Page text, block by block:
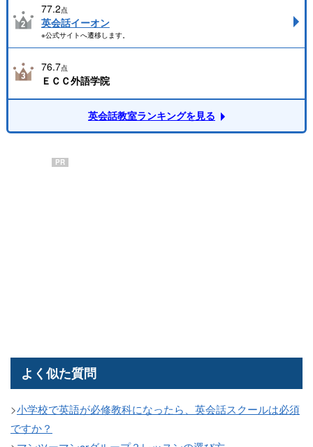
77.2点
英会話イーオン
※公式サイトへ遷移します。
76.7点
ＥＣＣ外語学院
英会話教室ランキングを見る
PR
よく似た質問
>小学校で英語が必修教科になったら、英会話スクールは必須
ですか？